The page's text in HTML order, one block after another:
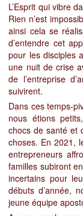
L’Esprit qui vibre
Rien n’est
ainsi cela se
d’entendre cet
pour les disciples
une nuit de crise
de l’entreprise
suivirent.
Dans ces temps-
nous étions
chocs de santé et
choses. En 2021,
entrepreneurs
familles subiront
incertains pour
débuts d’année,
jeune équipe